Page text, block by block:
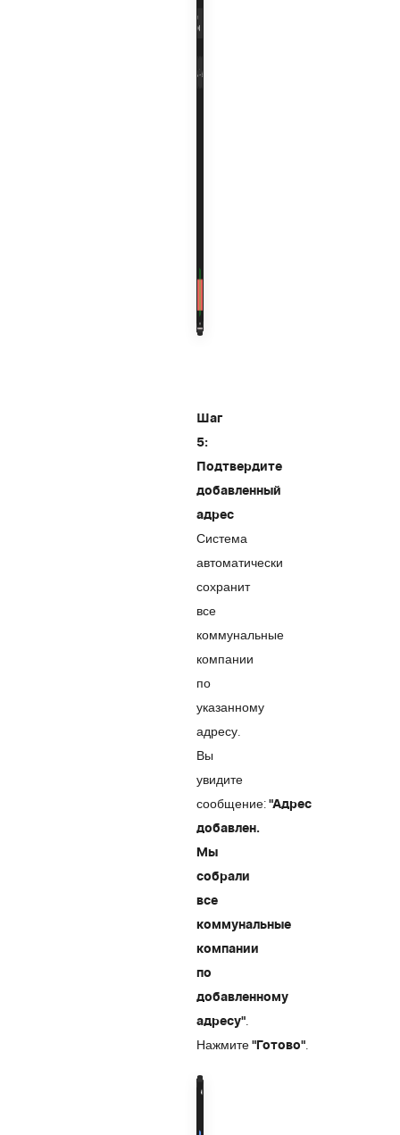
Шаг
5:
Подтвердите
добавленный
адрес
Система
автоматически
сохранит
все
коммунальные
компании
по
указанному
адресу.
Вы
увидите
сообщение: "Адрес
добавлен.
Мы
собрали
все
коммунальные
компании
по
добавленному
адресу".
Нажмите "Готово".